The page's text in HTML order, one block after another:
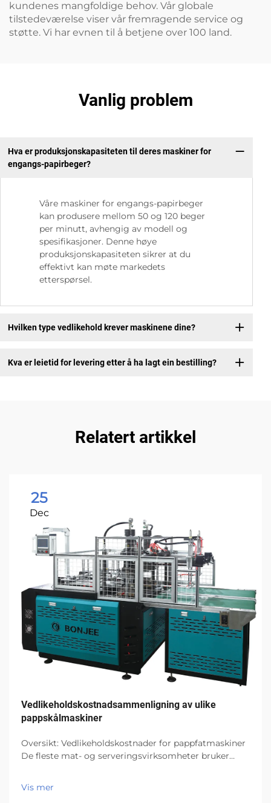
kundenes mangfoldige behov. Vår globale
tilstedeværelse viser vår fremragende service og
støtte. Vi har evnen til å betjene over 100 land.
Vanlig problem
Hva er produksjonskapasiteten til deres maskiner for
engangs-papirbeger?
Våre maskiner for engangs-papirbeger
kan produsere mellom 50 og 120 beger
per minutt, avhengig av modell og
spesifikasjoner. Denne høye
produksjonskapasiteten sikrer at du
effektivt kan møte markedets
etterspørsel.
Hvilken type vedlikehold krever maskinene dine?
Kva er leietid for levering etter å ha lagt ein bestilling?
Relatert artikkel
25
Dec
Vedlikeholdskostnadsammenligning av ulike
pappskålmaskiner
Oversikt: Vedlikeholdskostnader for pappfatmaskiner
De fleste mat- og serveringsvirksomheter bruker
miljøvennlige design. Alle maskiner lider imidlertid av
slitasje etter jevnlig bruk...
Vis mer